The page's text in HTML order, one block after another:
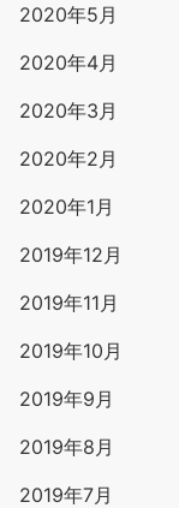
2020年5月
2020年4月
2020年3月
2020年2月
2020年1月
2019年12月
2019年11月
2019年10月
2019年9月
2019年8月
2019年7月